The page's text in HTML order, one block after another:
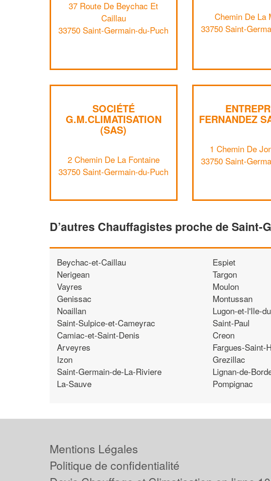
37 Route De Beychac Et
Caillau
33750 Saint-Germain-du-Puch
Chemin De La
33750 Saint-
SOCIÉTÉ
G.M.CLIMATISATION
(SAS)
2 Chemin De La Fontaine
33750 Saint-Germain-du-Puch
FERNANDEZ
1 Chemin De
33750 Saint-
D’autres Chauffagistes proche de Saint-
Beychac-et-Caillau
Nerigean
Vayres
Genissac
Noaillan
Saint-Sulpice-et-Cameyrac
Camiac-et-Saint-Denis
Arveyres
Izon
Saint-Germain-de-La-Riviere
La-Sauve
Espiet
Targon
Moulon
Montussan
Lugon-et-l'Ile-
Saint-Paul
Creon
Fargues-Saint-
Grezillac
Lignan-de-
Pompignac
Mentions Légales
Politique de confidentialité